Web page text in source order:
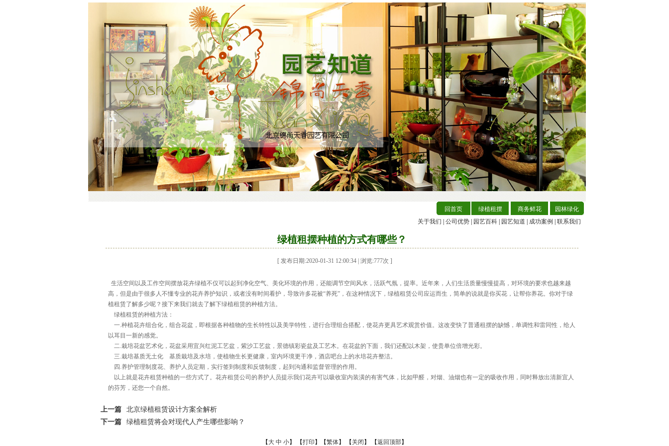
回首页 绿植租摆 商务鲜花
园林绿化
关于我们
公司优势 园艺百科 园艺知道 成功案例 联系我们
绿植租摆种植的方式有哪些？
[ 发布日期:2020-01-31 12:00:34 | 浏览:777次 ]
生活空间以及工作空间摆放花卉绿植不仅可以起到净化空气、美化环境的作用，还能调节空间风水，活跃气氛，提率。近年来，人们生活质量慢慢提高，对环境的要求也越来越
高，但是由于很多人不懂专业的花卉养护知识，或者没有时间看护，导致许多花被“养死”，在这种情况下，绿植租赁公司应运而生，简单的说就是你买花，让帮你养花。你对于绿
植租赁了解多少呢？接下来我们就去了解下绿植租赁的种植方法。
绿植租赁的种植方法：
一.种植花卉组合化，组合花盆，即根据各种植物的生长特性以及美学特性，进行合理组合搭配，使花卉更具艺术观赏价值。这改变快了普通租摆的缺憾，单调性和雷同性，给人
以耳目一新的感觉。
二.栽培花盆艺术化，花盆采用宜兴红泥工艺盆，紫沙工艺盆，景德镇彩瓷盆及工艺木。在花盆的下面，我们还配以木架，使贵单位倍增光彩。
三.栽培基质无土化 基质栽培及水培，使植物生长更健康，室内环境更干净，酒店吧台上的水培花卉整洁。
四.养护管理制度花、养护人员定期，实行签到制度和反馈制度，起到沟通和监督管理的作用。
以上就是花卉租赁种植的一些方式了。花卉租赁公司的养护人员提示我们花卉可以吸收室内装潢的有害气体，比如甲醛，对烟、油烟也有一定的吸收作用，同时释放出清新宜人
的芬芳，还您一个自然。
上一篇
北京绿植租赁设计方案全解析
下一篇
绿植租赁将会对现代人产生哪些影响？
【 大 中 小】 【打印 】【繁体】 【 关闭 】 【返回顶部】